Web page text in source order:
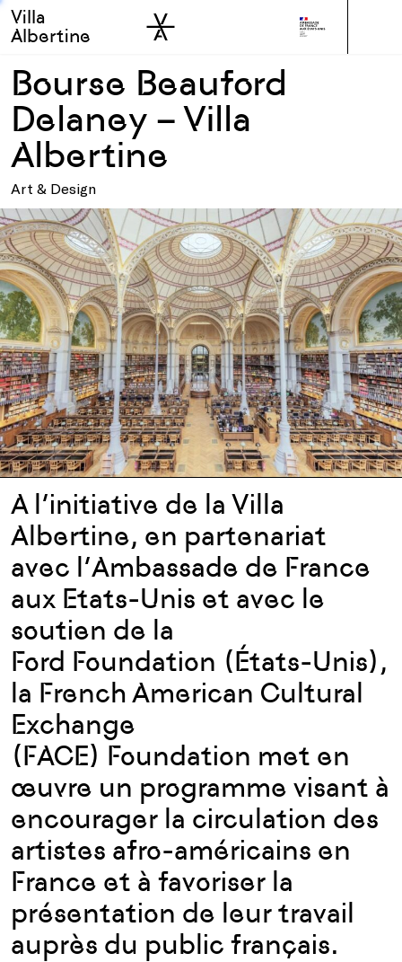
Skip to main
Skip to sidebar
Villa
Albertine
Bourse Beauford
Delaney – Villa
Albertine
Art & Design
A l’initiative de la Villa
Albertine, en partenariat
avec l’Ambassade de France
aux Etats-Unis et avec le
soutien de la
Ford Foundation (États-Unis),
la French American Cultural
Exchange
(FACE) Foundation met en
œuvre un programme visant à
encourager la circulation des
artistes afro-américains en
France et à favoriser la
présentation de leur travail
auprès du public français.